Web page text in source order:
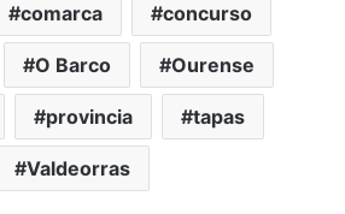
comarca concurso
O Barco Ourense
provincia tapas
Valdeorras